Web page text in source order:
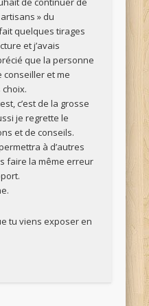
» du
quelques tirages
et j’avais
que la personne
conseiller et me
c’est de la grosse
je regrette le
et de conseils.
à d’autres
faire la même erreur
tu viens exposer en